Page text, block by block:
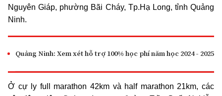
Nguyên Giáp, phường Bãi Cháy, Tp.Hạ Long, tỉnh Quảng
Ninh.
Quảng Ninh: Xem xét hỗ trợ 100% học phí năm học 2024 - 2025
Ở cự ly full marathon 42km và half marathon 21km, các